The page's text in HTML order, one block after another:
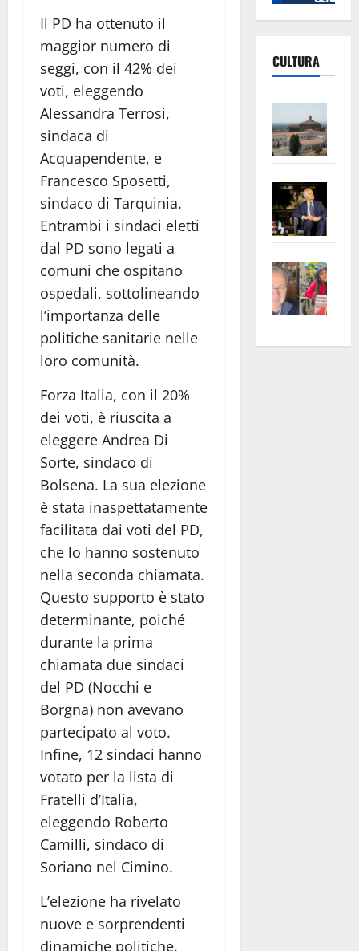
Il PD ha ottenuto il
maggior numero di
seggi, con il 42% dei
voti, eleggendo
Alessandra Terrosi,
sindaca di
Acquapendente, e
Francesco Sposetti,
sindaco di Tarquinia.
Entrambi i sindaci eletti
dal PD sono legati a
comuni che ospitano
ospedali, sottolineando
l’importanza delle
politiche sanitarie nelle
loro comunità.
Forza Italia, con il 20%
dei voti, è riuscita a
eleggere Andrea Di
Sorte, sindaco di
Bolsena. La sua elezione
è stata inaspettatamente
facilitata dai voti del PD,
che lo hanno sostenuto
nella seconda chiamata.
Questo supporto è stato
determinante, poiché
durante la prima
chiamata due sindaci
del PD (Nocchi e
Borgna) non avevano
partecipato al voto.
Infine, 12 sindaci hanno
votato per la lista di
Fratelli d’Italia,
eleggendo Roberto
Camilli, sindaco di
Soriano nel Cimino.
L’elezione ha rivelato
nuove e sorprendenti
dinamiche politiche.
CULTURA
euro
apre